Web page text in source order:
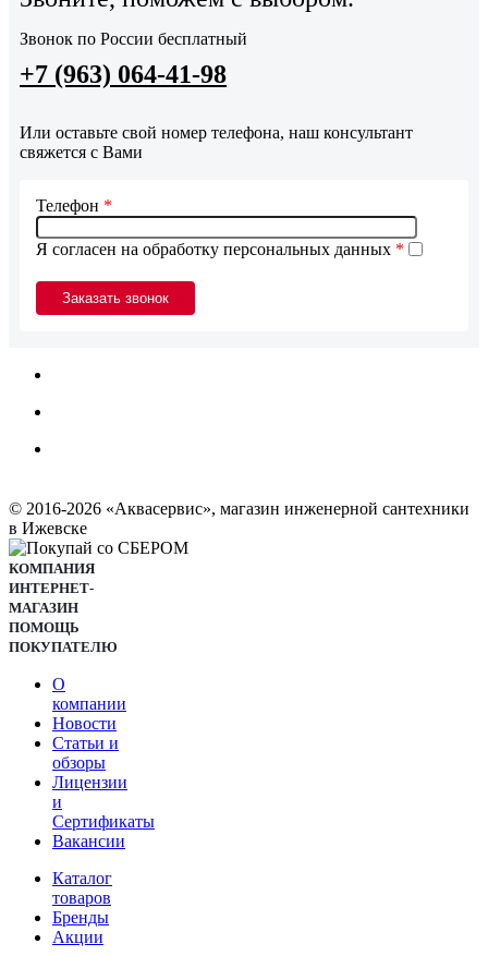
Звонок по России бесплатный
+7 (963) 064-41-98
Или оставьте свой номер телефона, наш консультант
свяжется с Вами
Я согласен на обработку персональных данных *
Телефон *
© 2016-2026 «Аквасервис», магазин инженерной сантехники
в Ижевске
КОМПАНИЯ
ИНТЕРНЕТ-
МАГАЗИН
ПОМОЩЬ
ПОКУПАТЕЛЮ
О
компании
Новости
Статьи и
обзоры
Лицензии
и
Сертификаты
Вакансии
Каталог
товаров
Бренды
Акции